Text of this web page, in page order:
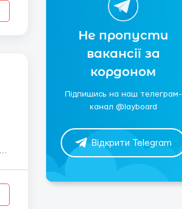
Не пропусти
вакансії за
кордоном
Підпишись на наш телеграм-
канал @layboard
Відкрити Telegram